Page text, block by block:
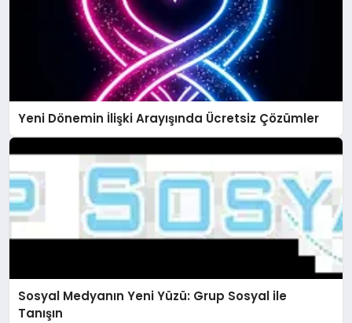
Yeni Dönemin İlişki Arayışında Ücretsiz Çözümler
Sosyal Medyanın Yeni Yüzü: Grup Sosyal ile
Tanışın